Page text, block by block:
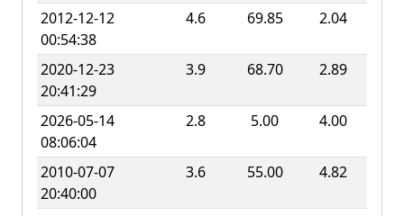
2012-12-12
00:54:38
4.6 69.85 2.04
2020-12-23
20:41:29
3.9 68.70 2.89
2026-05-14
08:06:04
2.8 5.00 4.00
2010-07-07
20:40:00
3.6 55.00 4.82